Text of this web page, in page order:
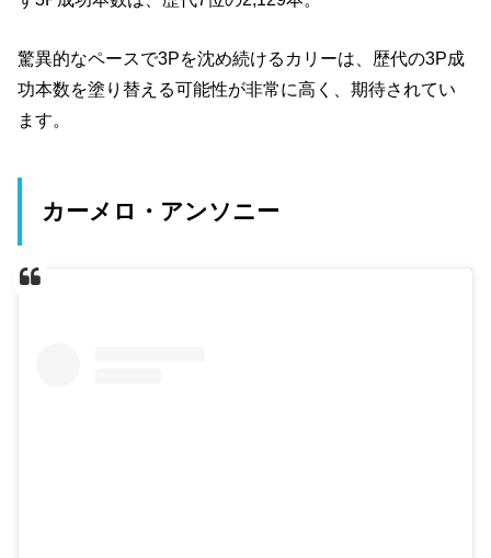
驚異的なペースで3Pを沈め続けるカリーは、歴代の3P成
功本数を塗り替える可能性が非常に高く、期待されてい
ます。
カーメロ・アンソニー